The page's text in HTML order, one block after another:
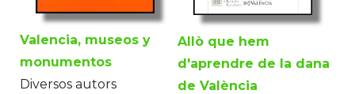
Valencia, museos y
monumentos
Diversos autors
Allò que hem
d'aprendre de la dana
de València